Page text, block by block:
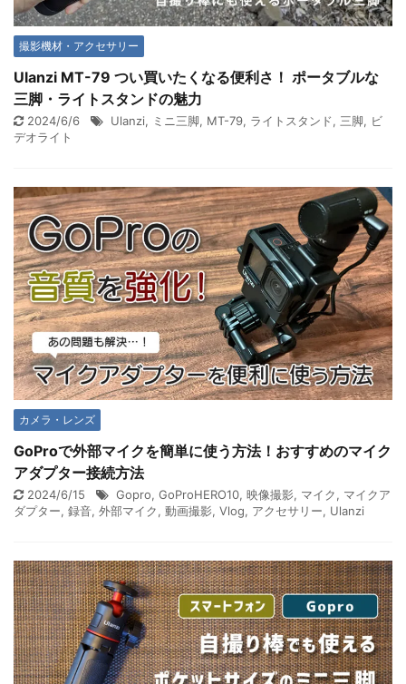
撮影機材・アクセサリー
Ulanzi MT-79 つい買いたくなる便利さ！ ポータブルな
三脚・ライトスタンドの魅力
2024/6/6 Ulanzi, ミニ三脚, MT-79, ライトスタンド, 三脚, ビ
デオライト
カメラ・レンズ
GoProで外部マイクを簡単に使う方法！おすすめのマイク
アダプター接続方法
2024/6/15 Gopro, GoProHERO10, 映像撮影, マイク, マイクア
ダプター, 録音, 外部マイク, 動画撮影, Vlog, アクセサリー, Ulanzi